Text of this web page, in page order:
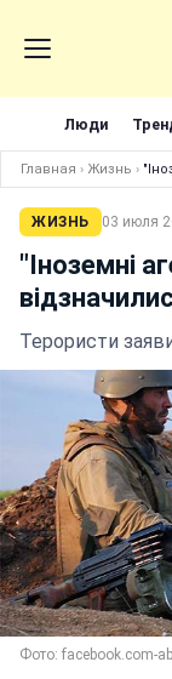
Люди
Главная › Жизнь ›
ЖИЗНЬ 03 июля
"Іноземні
Терористи
Фото: facebook.com-